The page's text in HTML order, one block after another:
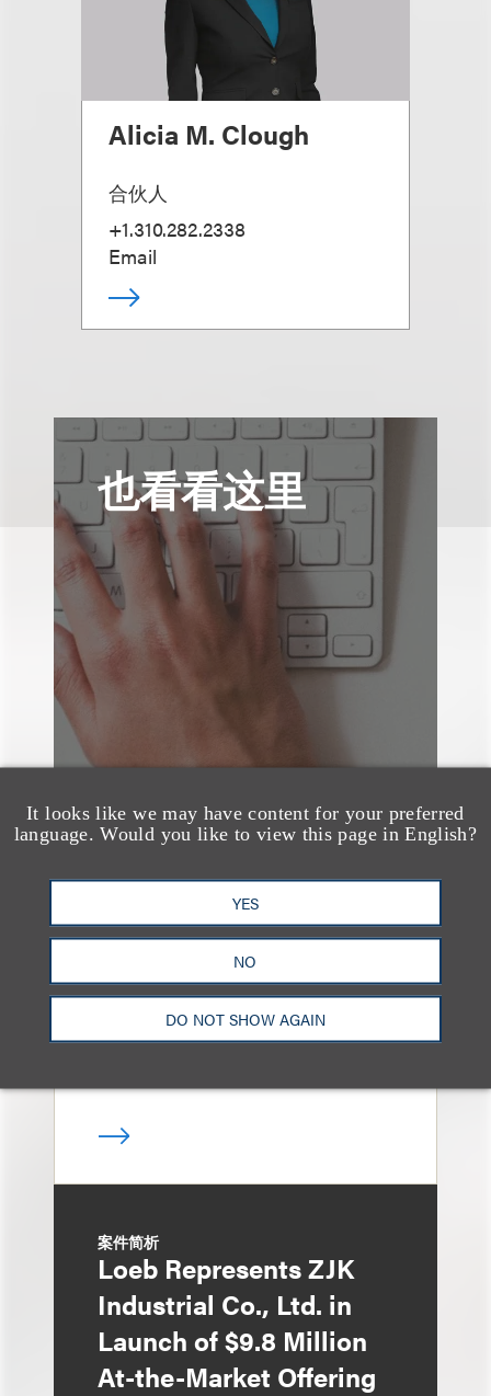
It looks like we may have content for your preferred
language. Would you like to view this page in English?
YES
NO
DO NOT SHOW AGAIN
Alicia M. Clough
合伙人
+1.310.282.2338
Email
也看看这里
Loeb Represents
Linkage Global Inc. in
Launch of $16 Million
At-the-Market Offering
案件简析
Loeb Represents ZJK
Industrial Co., Ltd. in
Launch of $9.8 Million
At-the-Market Offering